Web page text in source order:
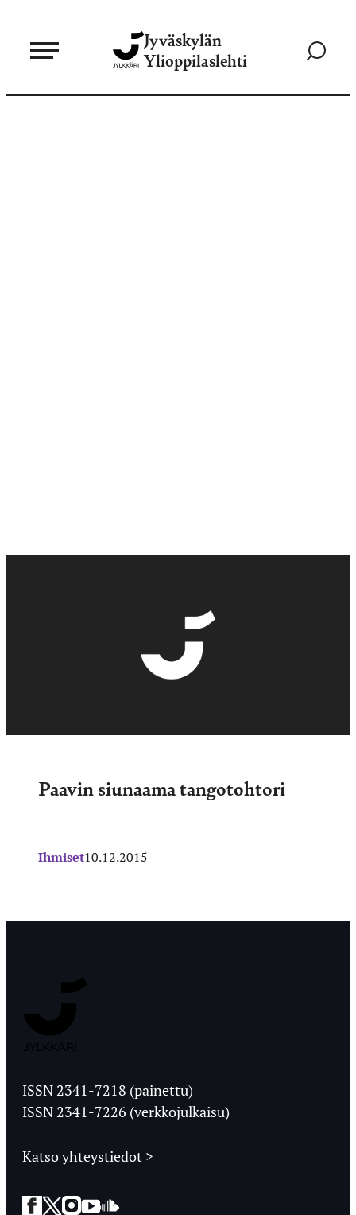
sisältöön
Jyväskylän
Ylioppilaslehti
Siirry
Paavin siunaama tangotohtori
Ihmiset10.12.2015
Ylioppilaslehti
ISSN 2341-7218 (painettu)
ISSN 2341-7226 (verkkojulkaisu)
Katso yhteystiedot >
Facebook
Twitter
Instagram
YouTube
SoundCloud